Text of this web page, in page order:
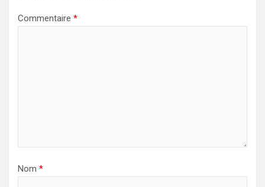
Commentaire *
Nom *